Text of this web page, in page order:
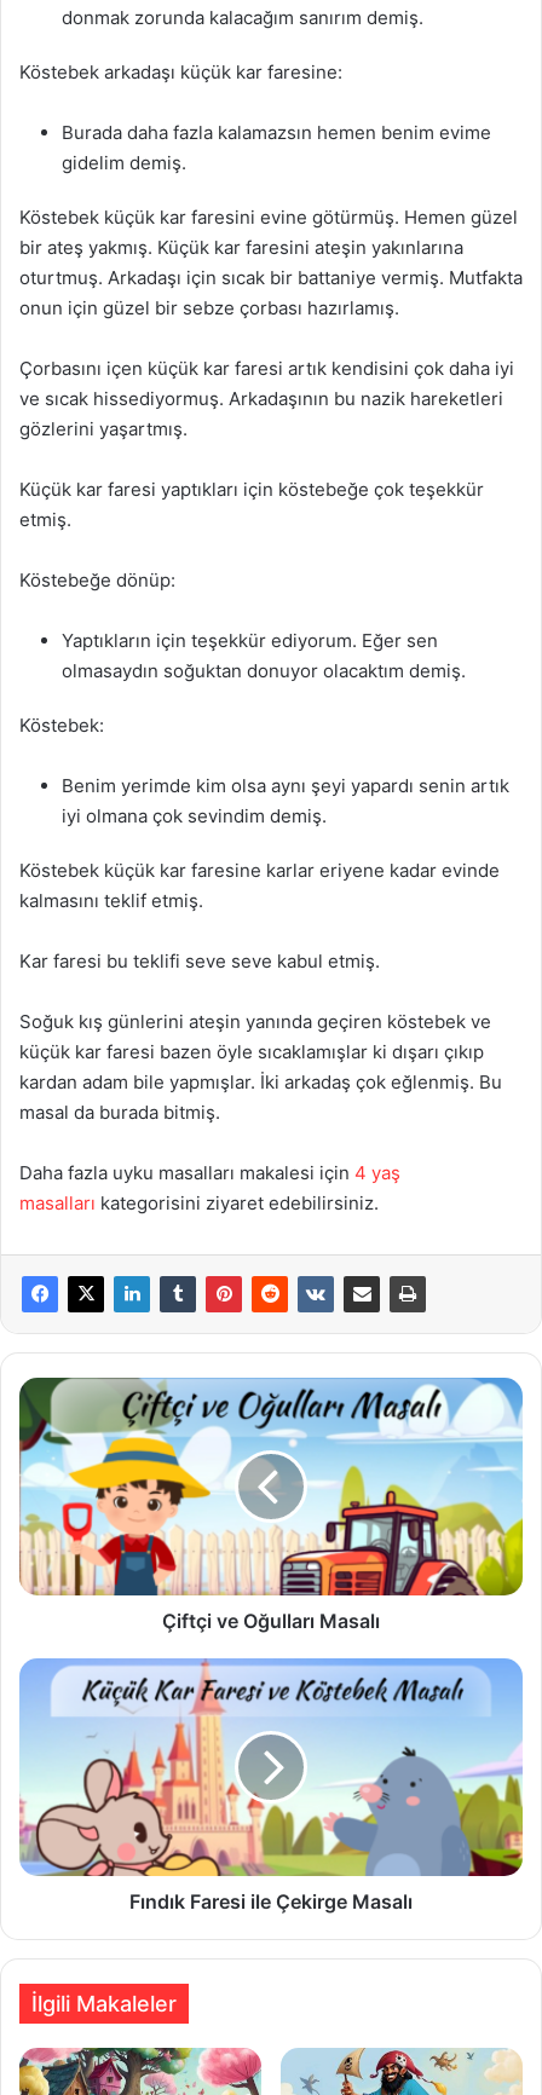
donmak zorunda kalacağım sanırım demiş.
Köstebek arkadaşı küçük kar faresine:
Burada daha fazla kalamazsın hemen benim evime
gidelim demiş.
Köstebek küçük kar faresini evine götürmüş. Hemen güzel
bir ateş yakmış. Küçük kar faresini ateşin yakınlarına
oturtmuş. Arkadaşı için sıcak bir battaniye vermiş. Mutfakta
onun için güzel bir sebze çorbası hazırlamış.
Çorbasını içen küçük kar faresi artık kendisini çok daha iyi
ve sıcak hissediyormuş. Arkadaşının bu nazik hareketleri
gözlerini yaşartmış.
Küçük kar faresi yaptıkları için köstebeğe çok teşekkür
etmiş.
Köstebeğe dönüp:
Yaptıkların için teşekkür ediyorum. Eğer sen
olmasaydın soğuktan donuyor olacaktım demiş.
Köstebek:
Benim yerimde kim olsa aynı şeyi yapardı senin artık
iyi olmana çok sevindim demiş.
Köstebek küçük kar faresine karlar eriyene kadar evinde
kalmasını teklif etmiş.
Kar faresi bu teklifi seve seve kabul etmiş.
Soğuk kış günlerini ateşin yanında geçiren köstebek ve
küçük kar faresi bazen öyle sıcaklamışlar ki dışarı çıkıp
kardan adam bile yapmışlar. İki arkadaş çok eğlenmiş. Bu
masal da burada bitmiş.
Daha fazla uyku masalları makalesi için 4 yaş
masalları kategorisini ziyaret edebilirsiniz.
Çiftçi
ve
Oğulları
Masalı
Çiftçi ve Oğulları Masalı
Fındık
Fındık Faresi ile Çekirge Masalı
İlgili Makaleler